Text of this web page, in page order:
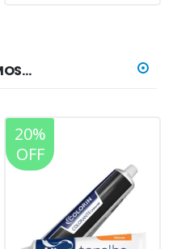
20%
OFF